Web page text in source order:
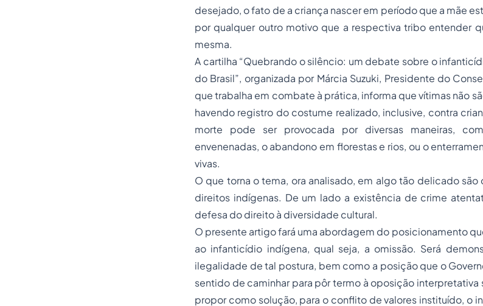
desejado, o fato de a criança nascer em período que a mãe
por qualquer outro motivo que a respectiva tribo entender
mesma.
A cartilha “Quebrando o silêncio: um debate sobre o
do Brasil”, organizada por Márcia Suzuki, Presidente do
que trabalha em combate à prática, informa que vítimas não
havendo registro do costume realizado, inclusive, contra
morte pode ser provocada por diversas maneiras,
envenenadas, o abandono em florestas e rios, ou o
vivas.
O que torna o tema, ora analisado, em algo tão delicado
direitos indígenas. De um lado a existência de crime
defesa do direito à diversidade cultural.
O presente artigo fará uma abordagem do posicionamento
ao infanticídio indígena, qual seja, a omissão. Será
ilegalidade de tal postura, bem como a posição que o
sentido de caminhar para pôr termo à oposição interpretativa
propor como solução, para o conflito de valores instituído, o